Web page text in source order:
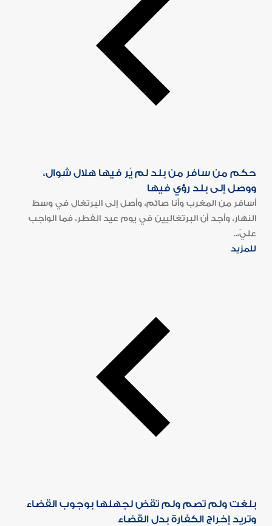
حكم من سافر من بلد لم يُر فيها هلال شوال،
ووصل إلى بلد رؤي فيها
أسافر من المغرب وأنا صائم، وأصل إلى البرتغال في وسط
النهار، وأجد أن البرتغاليين في يوم عيد الفطر، فما الواجب
عليّ،..
للمزيد
بلغت ولم تصم ولم تقض لجهلها بوجوب القضاء
وتريد إخراج الكفارة بدل القضاء